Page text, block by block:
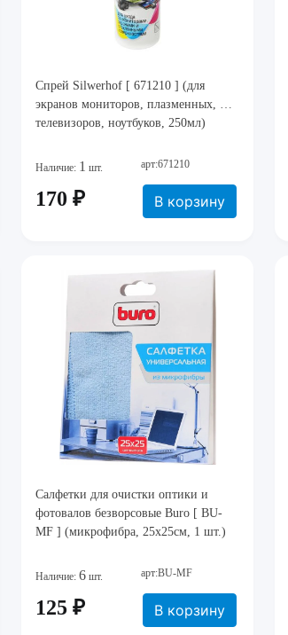
Спрей Silwerhof [ 671210 ] (для
экранов мониторов, плазменных, ЖК
телевизоров, ноутбуков, 250мл)
Наличие: 1 шт. арт:671210
170 ₽ В корзину
Салфетки для очистки оптики и
фотовалов безворсовые Buro [ BU-
MF ] (микрофибра, 25х25см, 1 шт.)
Наличие: 6шт. арт:BU-MF
125 ₽ В корзину